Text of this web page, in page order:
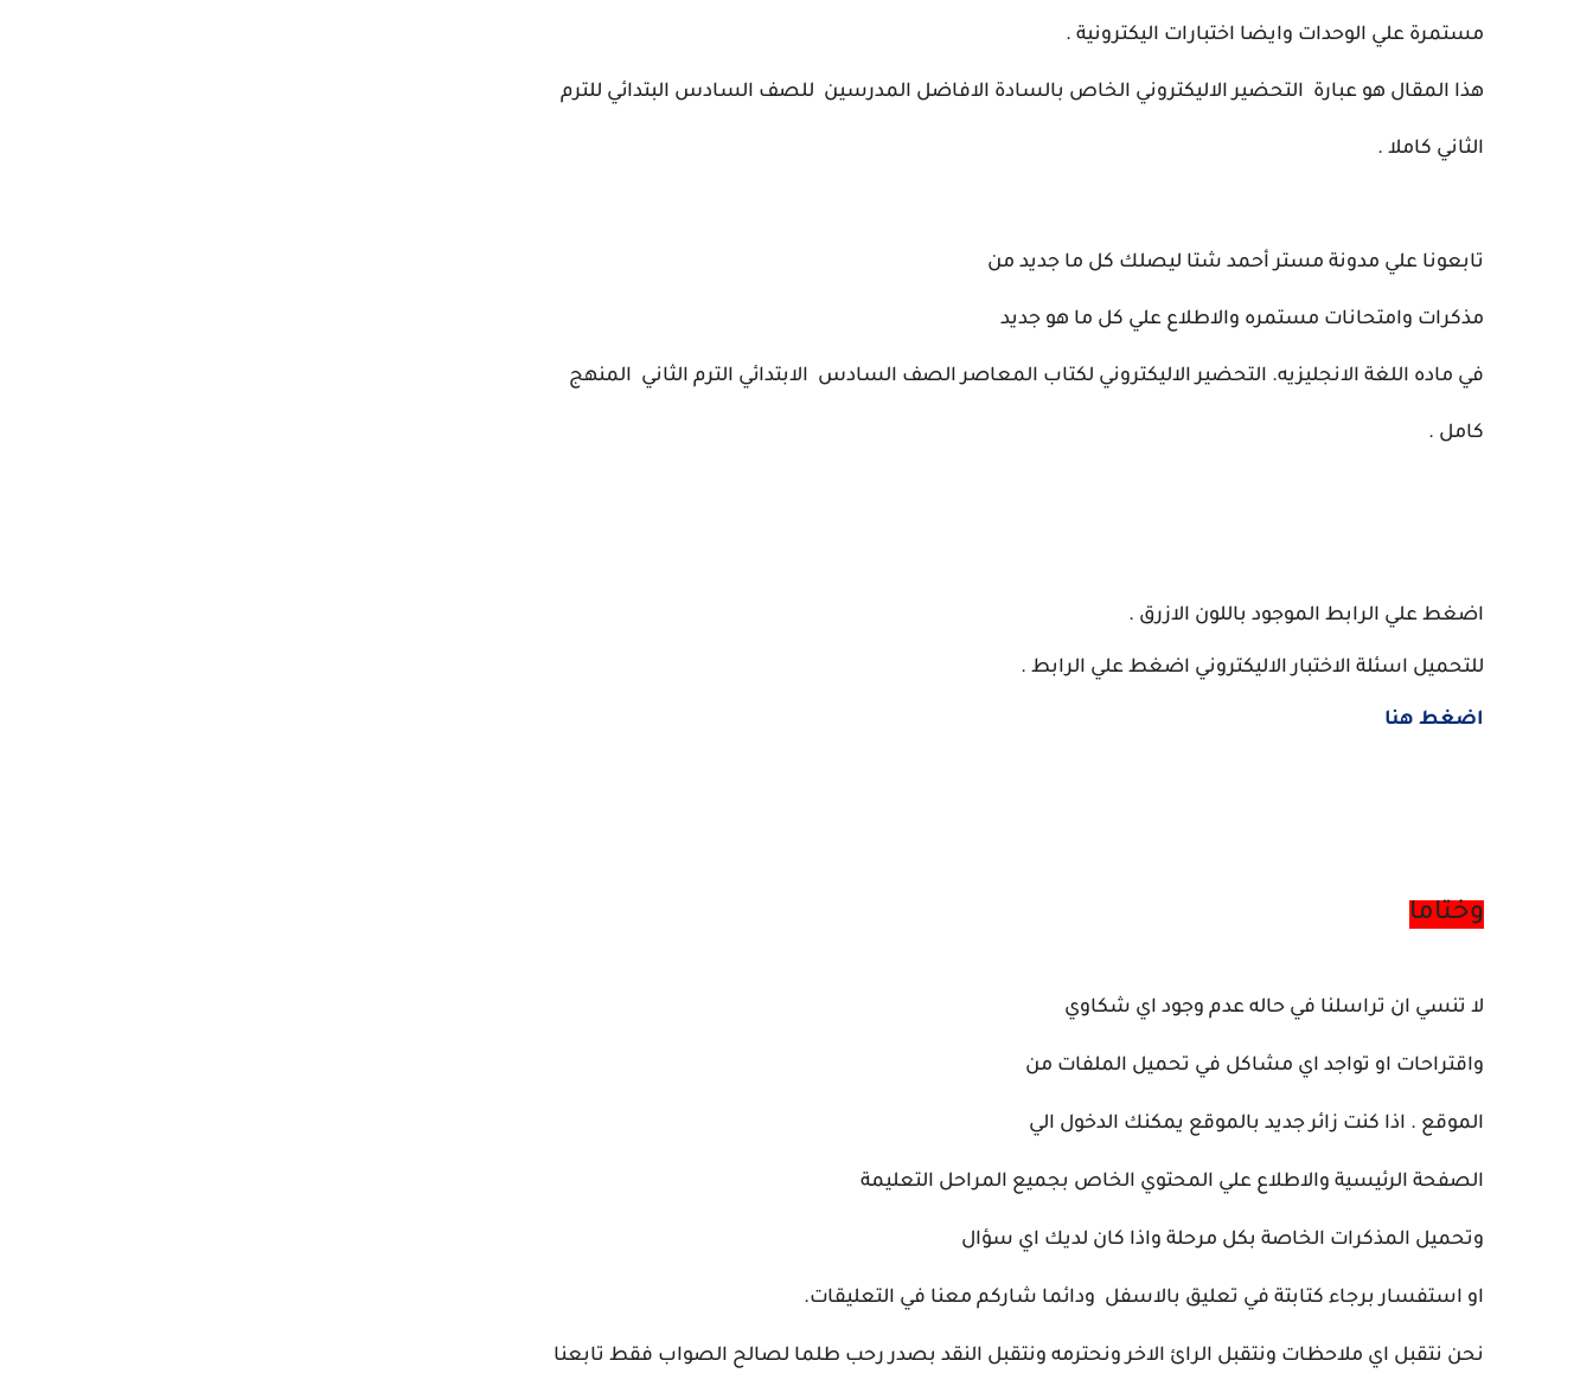
مستمرة علي الوحدات وايضا اختبارات اليكترونية .
هذا المقال هو عبارة التحضير الاليكتروني الخاص بالسادة الافاضل المدرسين للصف السادس البتدائي للترم
الثاني كاملا .
تابعونا علي مدونة مستر أحمد شتا ليصلك كل ما جديد من
مذكرات وامتحانات مستمره والاطلاع علي كل ما هو جديد
في ماده اللغة الانجليزيه. التحضير الاليكتروني لكتاب المعاصر الصف السادس الابتدائي الترم الثاني المنهج
كامل .
اضغط علي الرابط الموجود باللون الازرق .
للتحميل اسئلة الاختبار الاليكتروني اضغط علي الرابط .
اضغط هنا
وختاما
لا تنسي ان تراسلنا في حاله عدم وجود اي شكاوي
واقتراحات او تواجد اي مشاكل في تحميل الملفات من
الموقع . اذا كنت زائر جديد بالموقع يمكنك الدخول الي
الصفحة الرئيسية والاطلاع علي المحتوي الخاص بجميع المراحل التعليمة
وتحميل المذكرات الخاصة بكل مرحلة واذا كان لديك اي سؤال
او استفسار برجاء كتابتة في تعليق بالاسفل ودائما شاركم معنا في التعليقات.
نحن نتقبل اي ملاحظات ونتقبل الرائ الاخر ونحترمه ونتقبل النقد بصدر رحب طلما لصالح الصواب فقط تابعنا